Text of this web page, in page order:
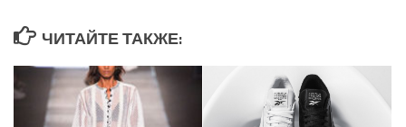
ЧИТАЙТЕ ТАКЖЕ: